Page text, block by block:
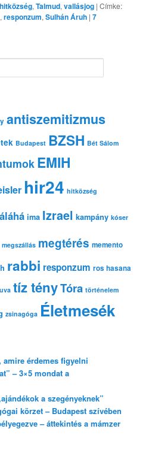
hitközség,Talmud,vallásjog |Címke:
,responzum,Sulhán Áruh |7
antiszemitizmus
Budapest BZSH Bét Sálom
EMIH
hir24 hitközség
ima Izrael kampány kóser
megszállás megtérés memento
rabbi responzum ros hasana
tíz tényTóra történelem
zsinagóga Életmesék
amire érdemes figyelni
– 3×5 mondat a
a szegényeknek”
körzet – Budapest szívében
– áttekintés a mámzer